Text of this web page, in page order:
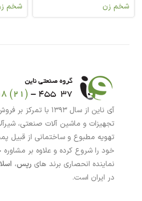
شخم زن
شخم
آی ناین از سال ۱۳۹۳ با
تجهیزات و ماشین آلات صنعتی،
تهویه مطبوع و ساختمانی از قبیل
خود را شروع کرده و علاوه بر
نماینده انحصاری برند های رپس،
در ایران است.